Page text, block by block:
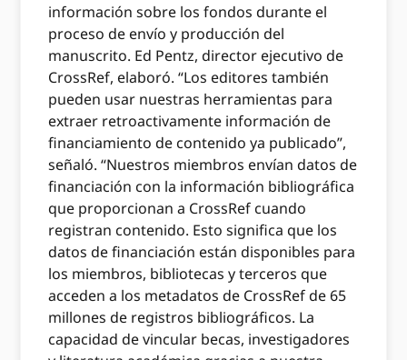
información sobre los fondos durante el
proceso de envío y producción del
manuscrito. Ed Pentz, director ejecutivo de
CrossRef, elaboró. “Los editores también
pueden usar nuestras herramientas para
extraer retroactivamente información de
financiamiento de contenido ya publicado”,
señaló. “Nuestros miembros envían datos de
financiación con la información bibliográfica
que proporcionan a CrossRef cuando
registran contenido. Esto significa que los
datos de financiación están disponibles para
los miembros, bibliotecas y terceros que
acceden a los metadatos de CrossRef de 65
millones de registros bibliográficos. La
capacidad de vincular becas, investigadores